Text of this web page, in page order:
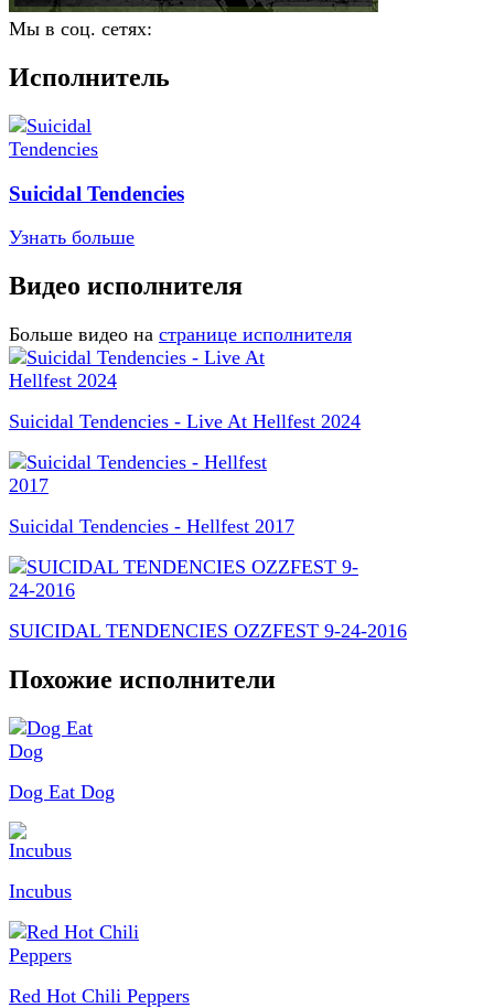
Мы в соц. сетях:
Исполнитель
Suicidal Tendencies
Узнать больше
Видео исполнителя
Больше видео на странице исполнителя
Suicidal Tendencies - Live At Hellfest 2024
Suicidal Tendencies - Hellfest 2017
SUICIDAL TENDENCIES OZZFEST 9-24-2016
Похожие исполнители
Dog Eat Dog
Incubus
Red Hot Chili Peppers